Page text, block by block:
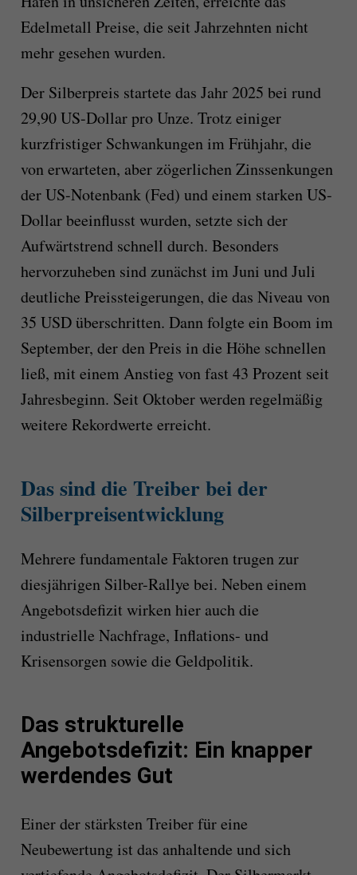
Edelmetall Preise, die seit Jahrzehnten nicht
mehr gesehen wurden.
Der Silberpreis startete das Jahr 2025 bei rund
29,90 US-Dollar pro Unze. Trotz einiger
kurzfristiger Schwankungen im Frühjahr, die
von erwarteten, aber zögerlichen Zinssenkungen
der US-Notenbank (Fed) und einem starken US-
Dollar beeinflusst wurden, setzte sich der
Aufwärtstrend schnell durch. Besonders
hervorzuheben sind zunächst im Juni und Juli
deutliche Preissteigerungen, die das Niveau von
35 USD überschritten. Dann folgte ein Boom im
September, der den Preis in die Höhe schnellen
ließ, mit einem Anstieg von fast 43 Prozent seit
Jahresbeginn. Seit Oktober werden regelmäßig
weitere Rekordwerte erreicht.
Das sind die Treiber bei der
Silberpreisentwicklung
Mehrere fundamentale Faktoren trugen zur
diesjährigen Silber-Rallye bei. Neben einem
Angebotsdefizit wirken hier auch die
industrielle Nachfrage, Inflations- und
Krisensorgen sowie die Geldpolitik.
Das strukturelle
Angebotsdefizit: Ein knapper
werdendes Gut
Einer der stärksten Treiber für eine
Neubewertung ist das anhaltende und sich